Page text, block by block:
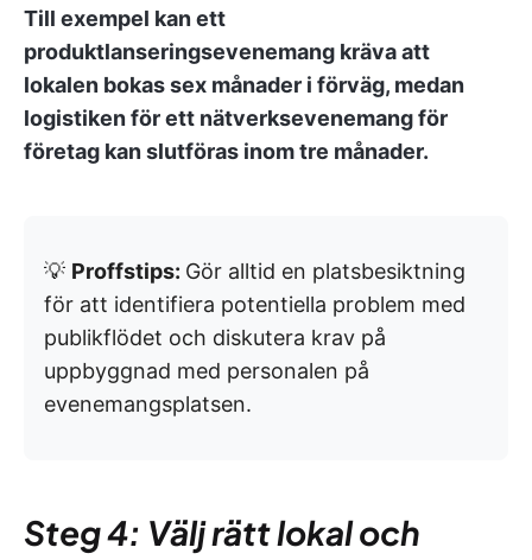
Till exempel kan ett
produktlanseringsevenemang kräva att
lokalen bokas sex månader i förväg, medan
logistiken för ett nätverksevenemang för
företag kan slutföras inom tre månader.
💡 Proffstips: Gör alltid en platsbesiktning
för att identifiera potentiella problem med
publikflödet och diskutera krav på
uppbyggnad med personalen på
evenemangsplatsen.
Steg 4: Välj rätt lokal och